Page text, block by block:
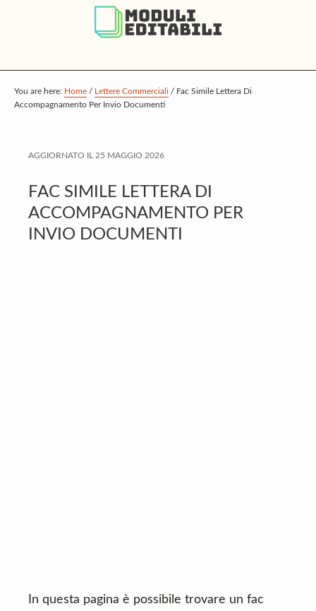
p
t
a
n
c
p
t
r
m
a
p
t
o
t
e
You are here: Home / Lettere Commerciali / Fac Simile Lettera Di
Accompagnamento Per Invio Documenti
AGGIORNATO IL 25 MAGGIO 2026
FAC SIMILE LETTERA DI
ACCOMPAGNAMENTO PER
INVIO DOCUMENTI
In questa pagina è possibile trovare un fac